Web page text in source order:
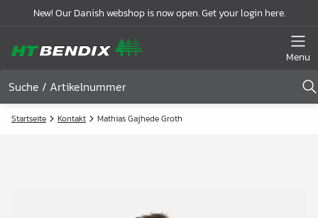
New! Our Danish webshop is now open. Get your login here.
Menu
Startseite Kontakt Mathias Gajhede Groth